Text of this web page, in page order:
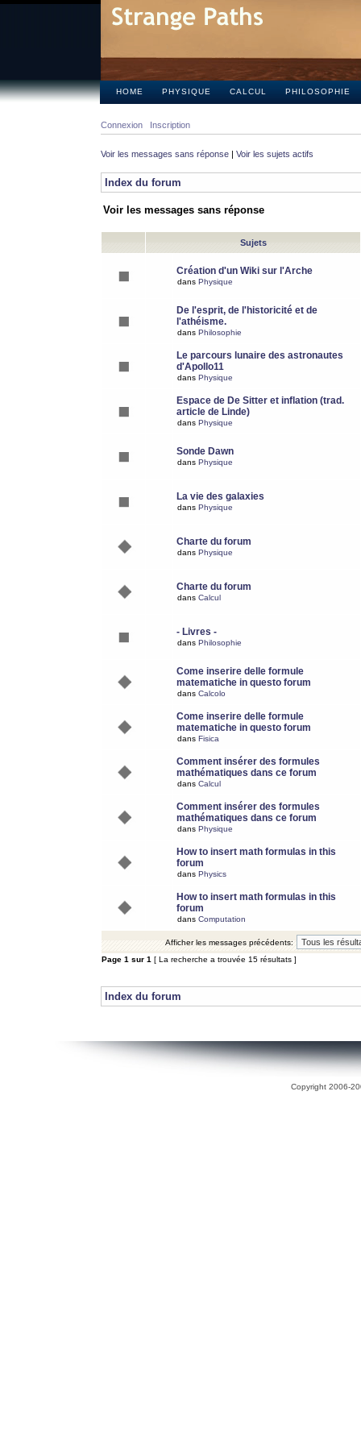
HOME PHYSIQUE CALCUL PHILOSOPHIE
Connexion Inscription
Voir les messages sans réponse | Voir les sujets actifs
Index du forum
Voir les messages sans réponse
Sujets
Création d'un Wiki sur l'Arche
dans Physique
De l'esprit, de l'historicité et de
l'athéisme.
dans Philosophie
Le parcours lunaire des astronautes
d'Apollo11
dans Physique
Espace de De Sitter et inflation (trad.
article de Linde)
dans Physique
Sonde Dawn
dans Physique
La vie des galaxies
dans Physique
Charte du forum
dans Physique
Charte du forum
dans Calcul
- Livres -
dans Philosophie
Come inserire delle formule
matematiche in questo forum
dans Calcolo
Come inserire delle formule
matematiche in questo forum
dans Fisica
Comment insérer des formules
mathématiques dans ce forum
dans Calcul
Comment insérer des formules
mathématiques dans ce forum
dans Physique
How to insert math formulas in this
forum
dans Physics
How to insert math formulas in this
forum
dans Computation
Afficher les messages précédents:
Page 1 sur 1 [ La recherche a trouvée 15 résultats ]
Index du forum
Copyright 2006-